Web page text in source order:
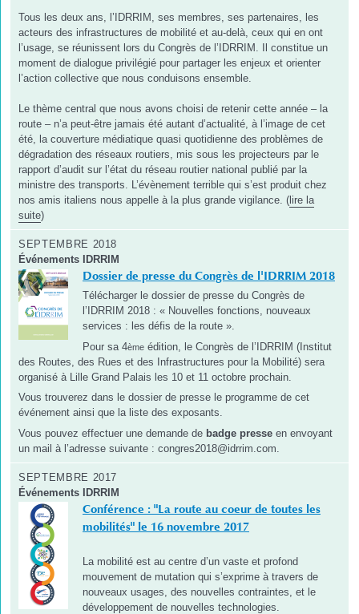
Tous les deux ans, l’IDRRIM, ses membres, ses partenaires, les
acteurs des infrastructures de mobilité et au-delà, ceux qui en ont
l’usage, se réunissent lors du Congrès de l’IDRRIM. Il constitue un
moment de dialogue privilégié pour partager les enjeux et orienter
l’action collective que nous conduisons ensemble.
Le thème central que nous avons choisi de retenir cette année – la
route – n’a peut-être jamais été autant d’actualité, à l’image de cet
été, la couverture médiatique quasi quotidienne des problèmes de
dégradation des réseaux routiers, mis sous les projecteurs par le
rapport d’audit sur l’état du réseau routier national publié par la
ministre des transports. L’évènement terrible qui s’est produit chez
nos amis italiens nous appelle à la plus grande vigilance. ( lire la
suite)
SEPTEMBRE 2018
Événements IDRRIM
Dossier de presse du Congrès de l'IDRRIM 2018
Télécharger le dossier de presse du Congrès de
l’IDRRIM 2018 : « Nouvelles fonctions, nouveaux
services : les défis de la route ».
Pour sa 4ème édition, le Congrès de l’IDRRIM (Institut
des Routes, des Rues et des Infrastructures pour la Mobilité) sera
organisé à Lille Grand Palais les 10 et 11 octobre prochain.
Vous trouverez dans le dossier de presse le programme de cet
événement ainsi que la liste des exposants.
Vous pouvez effectuer une demande de badge presse en envoyant
un mail à l’adresse suivante : congres2018@idrrim.com
SEPTEMBRE 2017
Événements IDRRIM
Conférence : "La route au coeur de toutes les
mobilités" le 16 novembre 2017
La mobilité est au centre d’un vaste et profond
mouvement de mutation qui s’exprime à travers de
nouveaux usages, des nouvelles contraintes, et le
développement de nouvelles technologies.